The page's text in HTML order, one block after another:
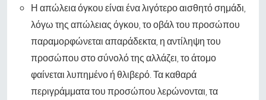
Η απώλεια όγκου είναι ένα λιγότερο αισθητό σημάδι,
λόγω της απώλειας όγκου, το οβάλ του προσώπου
παραμορφώνεται απαράδεκτα, η αντίληψη του
προσώπου στο σύνολό της αλλάζει, το άτομο
φαίνεται λυπημένο ή θλιβερό. Τα καθαρά
περιγράμματα του προσώπου λερώνονται, τα